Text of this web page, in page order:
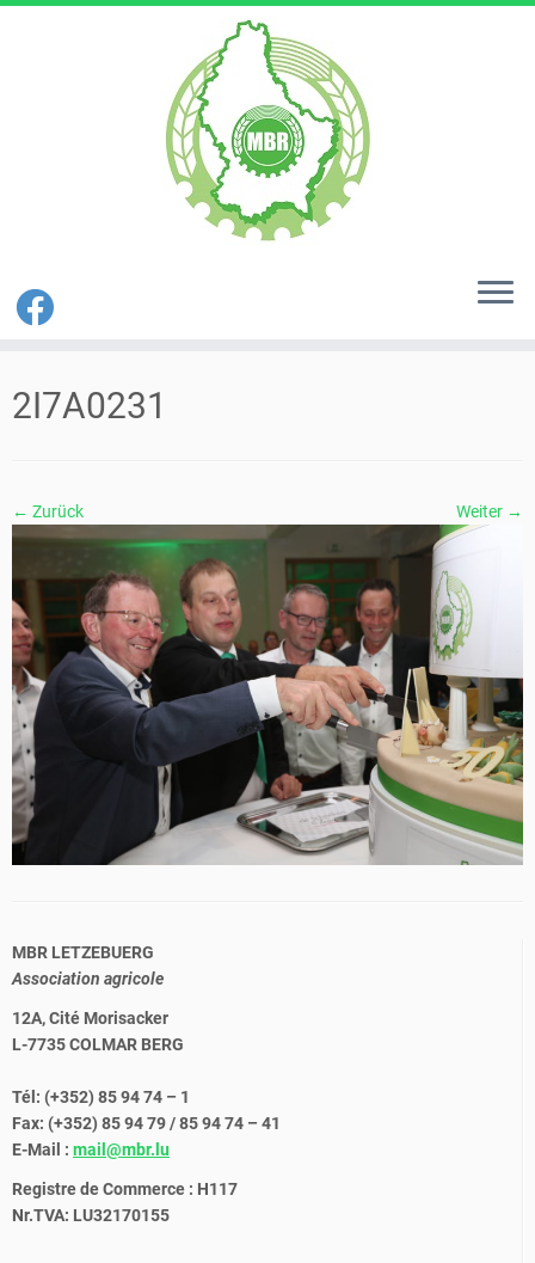
Inhalt
springen
2I7A0231
← Zurück Weiter →
MBR LETZEBUERG
Association agricole
12A, Cité Morisacker
L-7735 COLMAR BERG
Tél: (+352) 85 94 74 – 1
Fax: (+352) 85 94 79 / 85 94 74 – 41
E-Mail : mail@mbr.lu
Registre de Commerce : H117
Nr.TVA: LU32170155